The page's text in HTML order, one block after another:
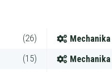
(26)
(15)